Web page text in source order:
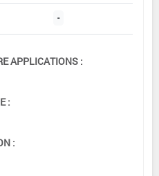
-
APPLICATIONS :
:
: